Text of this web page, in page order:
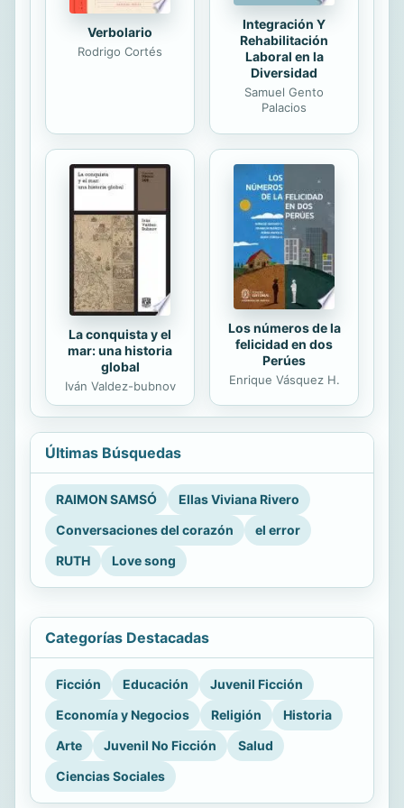
Verbolario
Rodrigo Cortés
Integración Y
Rehabilitación
Laboral en la
Diversidad
Samuel Gento
Palacios
La conquista y el
mar: una historia
global
Iván Valdez-bubnov
Los números de la
felicidad en dos
Perúes
Enrique Vásquez H.
Últimas Búsquedas
RAIMON SAMSÓ
Ellas Viviana Rivero
Conversaciones del corazón
el error
RUTH
Love song
Categorías Destacadas
Ficción Educación
Juvenil Ficción
Economía y Negocios
Religión
Historia
Arte
Juvenil No Ficción
Salud
Ciencias Sociales